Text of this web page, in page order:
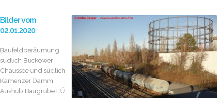
Bilder vom
02.01.2020
Baufeldberäumung
südlich Buckower
Chaussee und südlich
Kamenzer Damm;
Aushub Baugrube EÜ